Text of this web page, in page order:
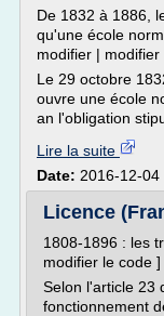
De 1832 à 1886,
qu'une école
modifier | modifier
Le 29 octobre
ouvre une école
an l'obligation
Lire la suite
Date: 2016-12-04
Licence
1808-1896 : les
modifier le code ]
Selon l'article 23
fonctionnement